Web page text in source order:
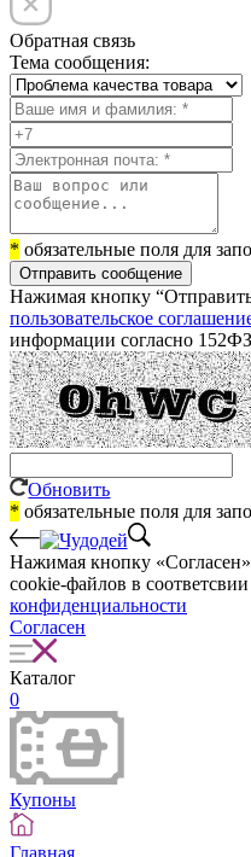
Обратная связь
Тема сообщения:
* обязательные поля для
Отправить сообщение
Нажимая кнопку
пользовательское
информации согласно 152ФЗ
Обновить
* обязательные поля для
Нажимая кнопку
cookie-файлов в соответсвии
конфиденциальности
Согласен
Каталог
0
Купоны
Главная